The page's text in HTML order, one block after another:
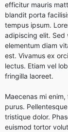
efficitur mauris
blandit porta
tempus ipsum.
adipiscing elit. Sed
elementum diam
est. Vivamus ex
lectus. Etiam vel
fringilla laoreet.
Maecenas mi
purus.
tristique dolor.
euismod tortor